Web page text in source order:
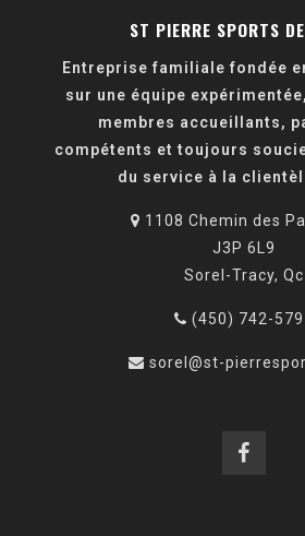
ST PIERRE SPORTS
Entreprise familiale fondée
sur une équipe
membres accueillants,
compétents et toujours
du service à la
1108 Chemin des
J3P 6L9
Sorel-Tracy, Qc
(450) 742-
sorel@st-